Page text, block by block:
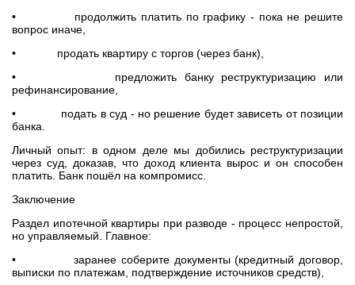
• продолжить платить по графику - пока не решите
вопрос иначе,
• продать квартиру с торгов (через банк),
• предложить банку реструктуризацию или
рефинансирование,
• подать в суд - но решение будет зависеть от позиции
банка.
Личный опыт: в одном деле мы добились реструктуризации
через суд, доказав, что доход клиента вырос и он способен
платить. Банк пошёл на компромисс.
Заключение
Раздел ипотечной квартиры при разводе - процесс непростой,
но управляемый. Главное:
• заранее соберите документы (кредитный договор,
выписки по платежам, подтверждение источников средств),